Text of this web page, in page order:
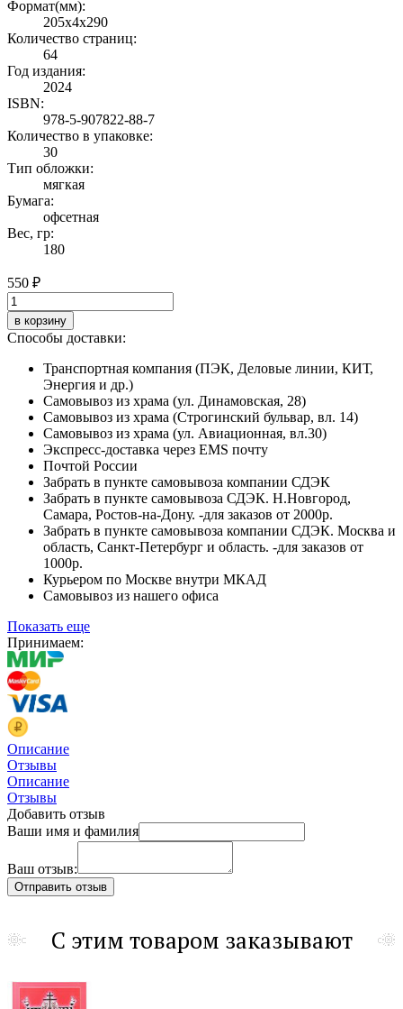
Формат(мм):
205x4x290
Количество страниц:
64
Год издания:
2024
ISBN:
978-5-907822-88-7
Количество в упаковке:
30
Тип обложки:
мягкая
Бумага:
офсетная
Вес, гр:
180
550 ₽
в корзину
Способы доставки:
Транспортная компания (ПЭК, Деловые линии, КИТ,
Энергия и др.)
Самовывоз из храма (ул. Динамовская, 28)
Самовывоз из храма (Строгинский бульвар, вл. 14)
Самовывоз из храма (ул. Авиационная, вл.30)
Экспресс-доставка через EMS почту
Почтой России
Забрать в пункте самовывоза компании СДЭК
Забрать в пункте самовывоза СДЭК. Н.Новгород,
Самара, Ростов-на-Дону. -для заказов от 2000р.
Забрать в пункте самовывоза компании СДЭК. Москва и
область, Санкт-Петербург и область. -для заказов от
1000р.
Курьером по Москве внутри МКАД
Самовывоз из нашего офиса
Показать еще
Принимаем:
Описание
Отзывы
Описание
Отзывы
Добавить отзыв
Ваши имя и фамилия
Ваш отзыв:
С этим товаром заказывают